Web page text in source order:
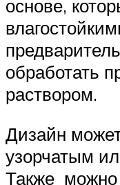
основе,
обработать
раствором.
Дизайн
узорчатым
Также можно